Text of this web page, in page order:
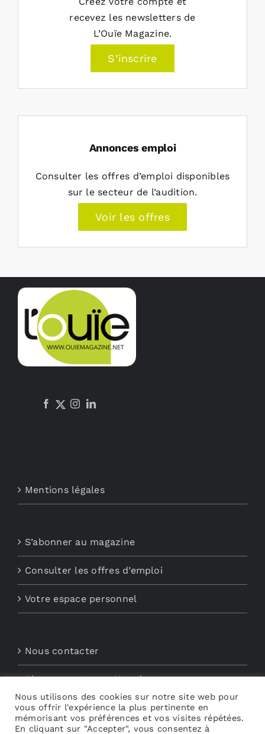
recevez les newsletters de
L’Ouïe Magazine.
S’inscrire
Annonces emploi
Consulter les offres d’emploi disponibles
sur le secteur de l’audition.
Voir les offres
Mentions légales
S’abonner au magazine
Consulter les offres d’emploi
Votre espace personnel
Nous contacter
Abonnements aux Newsletters
Découvrez My Audio
Nous utilisons des cookies sur notre site web pour
vous offrir l'expérience la plus pertinente en
mémorisant vos préférences et vos visites répétées.
En cliquant sur "Accepter", vous consentez à